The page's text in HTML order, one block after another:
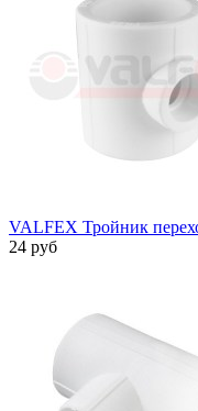
VALFEX Тройник
24 руб